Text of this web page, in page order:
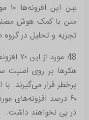
متن با کمک هوش
تجزیه و تحلیل در گروه
48
هکرها بر روی امنیت
پرخطر قرار می‌گیرند.
۶۰ درصد افزونه‌های
در پی نخواهند داشت.